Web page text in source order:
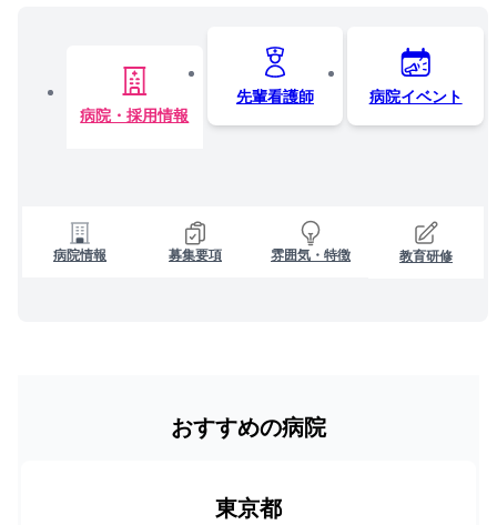
病院・採用情報
先輩看護師 病院イベント
病院情報 募集要項 雰囲気・特徴 教育研修
おすすめの病院
東京都